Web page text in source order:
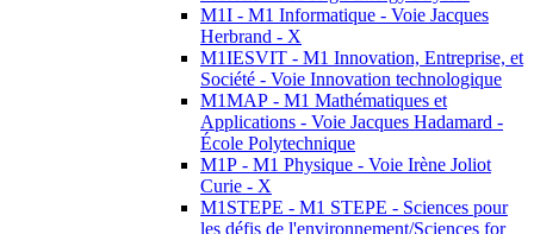
M1I - M1 Informatique - Voie Jacques
Herbrand - X
M1IESVIT - M1 Innovation, Entreprise, et
Société - Voie Innovation technologique
M1MAP - M1 Mathématiques et
Applications - Voie Jacques Hadamard -
École Polytechnique
M1P - M1 Physique - Voie Irène Joliot
Curie - X
M1STEPE - M1 STEPE - Sciences pour
les défis de l'environnement/Sciences for